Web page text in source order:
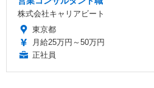
株式会社キャリアビート
東京都
月給25万円～50万円
正社員